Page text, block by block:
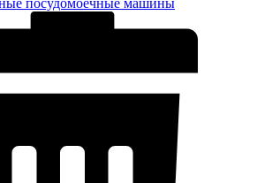
посудомоечные машины